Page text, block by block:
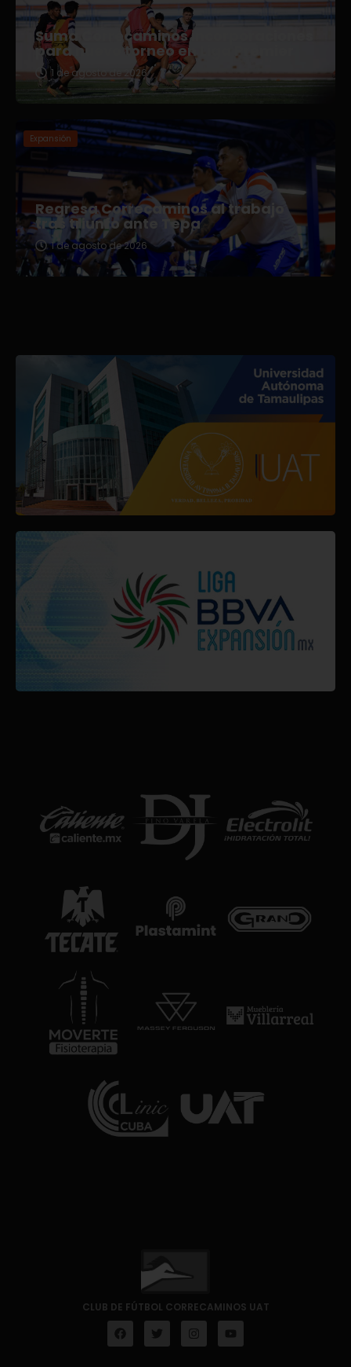
Suma Correcaminos incorporaciones
para nuevo torneo en Liga Premier
1 de agosto de 2026
Expansión
Regresa Correcaminos al trabajo
tras triunfo ante Tepa
1 de agosto de 2026
CLUB DE FÚTBOL CORRECAMINOS UAT